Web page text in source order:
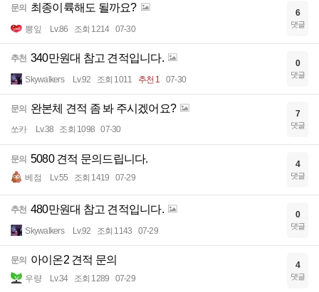
문의 최종이륙해도 될까요?
뽕잎 Lv.86 조회 1214 07-30
6
댓글
추천 340만원대 참고 견적입니다.
Skywalkers Lv.92 조회 1011 추천 1 07-30
0
댓글
문의 완본체 견적 좀 봐 주시겠어요?
쏘카 Lv.38 조회 1098 07-30
7
댓글
문의 5080 견적 문의드립니다.
베점 Lv.55 조회 1419 07-29
4
댓글
추천 480만원대 참고 견적입니다.
Skywalkers Lv.92 조회 1143 07-29
0
댓글
문의 아이온2 견적 문의
우량 Lv.34 조회 1289 07-29
4
댓글